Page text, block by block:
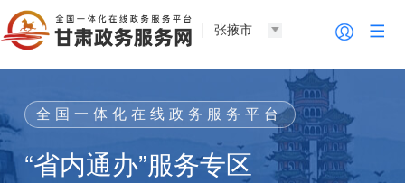
张掖市
全国一体化在线政务服务平台
“省内通办”服务专区